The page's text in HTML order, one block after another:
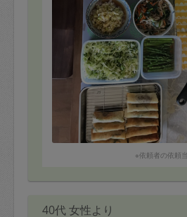
※依頼者の依頼
40代 女性より